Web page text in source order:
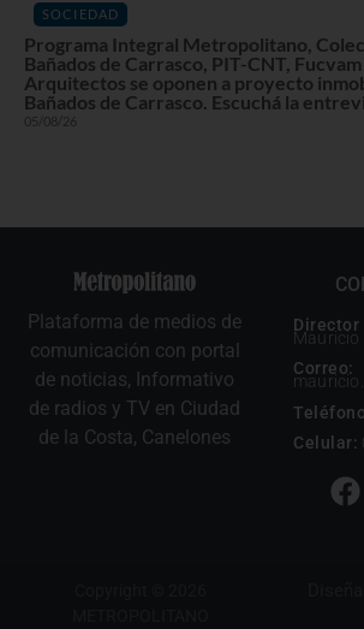
SOCIEDAD
Programa Integral Metropolitano,
Bañados de Carrasco, PIT-CNT,
Arquitectos se oponen a proyecto
Bañados de Carrasco. Escuchá la
05/08/26
Plataforma de medios de
comunicación con portal
de noticias, Informativo
de radios y TV en Ciudad
de la Costa, Canelones
Director
Mauricio
Correo:
Celular: